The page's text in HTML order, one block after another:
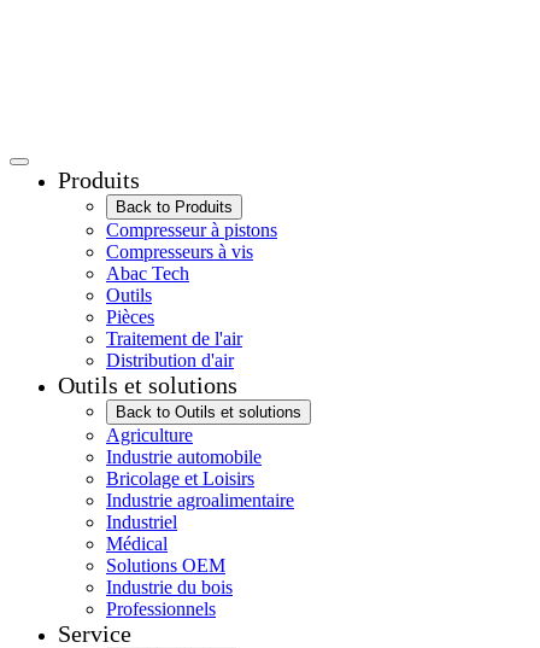
Produits
Back to Produits
Compresseur à pistons
Compresseurs à vis
Abac Tech
Outils
Pièces
Traitement de l'air
Distribution d'air
Outils et solutions
Back to Outils et solutions
Agriculture
Industrie automobile
Bricolage et Loisirs
Industrie agroalimentaire
Industriel
Médical
Solutions OEM
Industrie du bois
Professionnels
Service